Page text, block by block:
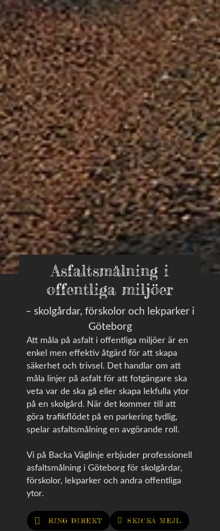
Asfaltsmålning i
offentliga miljöer
– skolgårdar, förskolor och lekparker i
Göteborg
Att måla på asfalt i offentliga miljöer är en
enkel men effektiv åtgärd för att skapa
säkerhet och trivsel. Det handlar om att
måla linjer på asfalt för att fotgängare ska
veta var de ska gå eller skapa lekfulla ytor
på en skolgård. När det kommer till att
göra trafikflödet på en parkering tydlig,
spelar asfaltsmålning en avgörande roll.
Vi på Backa Väglinje erbjuder professionell
asfaltsmålning i Göteborg för skolgårdar,
förskolor, lekparker och andra offentliga
ytor.
RING DIREKT SKICKA MEJL